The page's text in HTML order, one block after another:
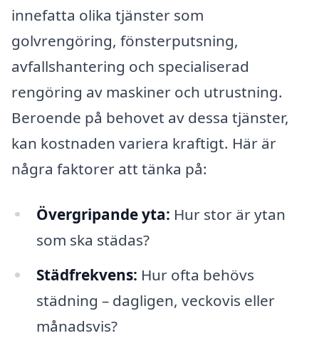
innefatta olika tjänster som
golvrengöring, fönsterputsning,
avfallshantering och specialiserad
rengöring av maskiner och utrustning.
Beroende på behovet av dessa tjänster,
kan kostnaden variera kraftigt. Här är
några faktorer att tänka på:
Övergripande yta: Hur stor är ytan
som ska städas?
Städfrekvens: Hur ofta behövs
städning – dagligen, veckovis eller
månadsvis?